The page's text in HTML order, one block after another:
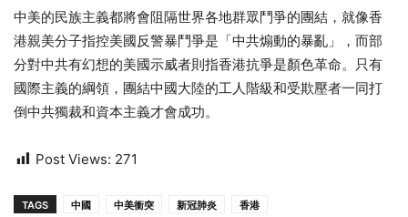
中美的民族主義都將會阻隔世界各地群眾鬥爭的團結， 就像香
港親美分子指控美國反警暴鬥爭是「中共煽動的暴亂」， 而部
分對中共有幻想的美國示威者則指香港抗爭是顏色革命。
只有
國際主義的綱領， 團結中國大陸的工人階級和受欺壓者一同打
倒中共獨裁和資本主義才會成功。
Post Views: 271
TAGS 中國 中美衝突 新冠肺炎 香港